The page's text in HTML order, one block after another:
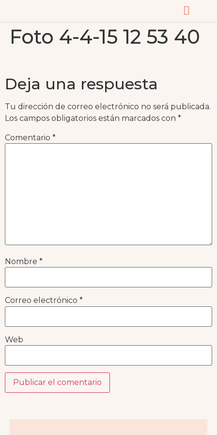
Foto 4-4-15 12 53 40
Deja una respuesta
Tu dirección de correo electrónico no será publicada.
Los campos obligatorios están marcados con *
Comentario *
Nombre *
Correo electrónico *
Web